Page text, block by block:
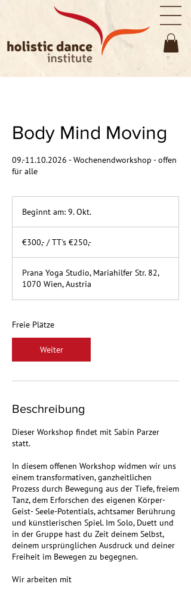
Body Mind Moving
09.-11.10.2026 - Wochenendworkshop - offen
für alle
Beginnt am: 9. Okt.
n
n
m
.
TT's€300,- / TT's €250,-
Prana Yoga Studio, Mariahilfer Str. 82,
1070 Wien, Austria
Freie Plätze
Weiter
Beschreibung
Dieser Workshop findet mit Sabin Parzer
statt.
In diesem offenen Workshop widmen wir uns
einem transformativen, ganzheitlichen
Prozess durch Bewegung aus der Tiefe, freiem
Tanz, dem Erforschen des eigenen Körper-
Geist- Seele-Potentials, achtsamer Berührung
und künstlerischen Spiel. Im Solo, Duett und
in der Gruppe hast du Zeit deinem Selbst,
deinem ursprünglichen Ausdruck und deiner
Freiheit im Bewegen zu begegnen.
Wir arbeiten mit